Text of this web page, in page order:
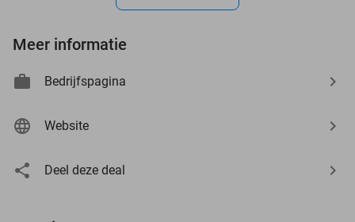
Meer informatie
Bedrijfspagina
Website
Deel deze deal